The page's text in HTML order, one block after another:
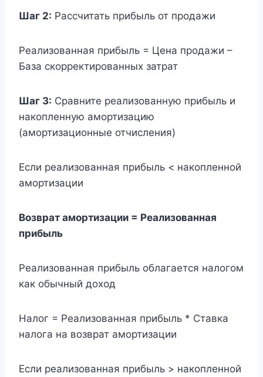
Шаг 2: Рассчитать прибыль от продажи
Реализованная прибыль = Цена продажи –
База скорректированных затрат
Шаг 3: Сравните реализованную прибыль и
накопленную амортизацию
(амортизационные отчисления)
Если реализованная прибыль < накопленной
амортизации
Возврат амортизации = Реализованная
прибыль
Реализованная прибыль облагается налогом
как обычный доход
Налог = Реализованная прибыль * Ставка
налога на возврат амортизации
Если реализованная прибыль > накопленной